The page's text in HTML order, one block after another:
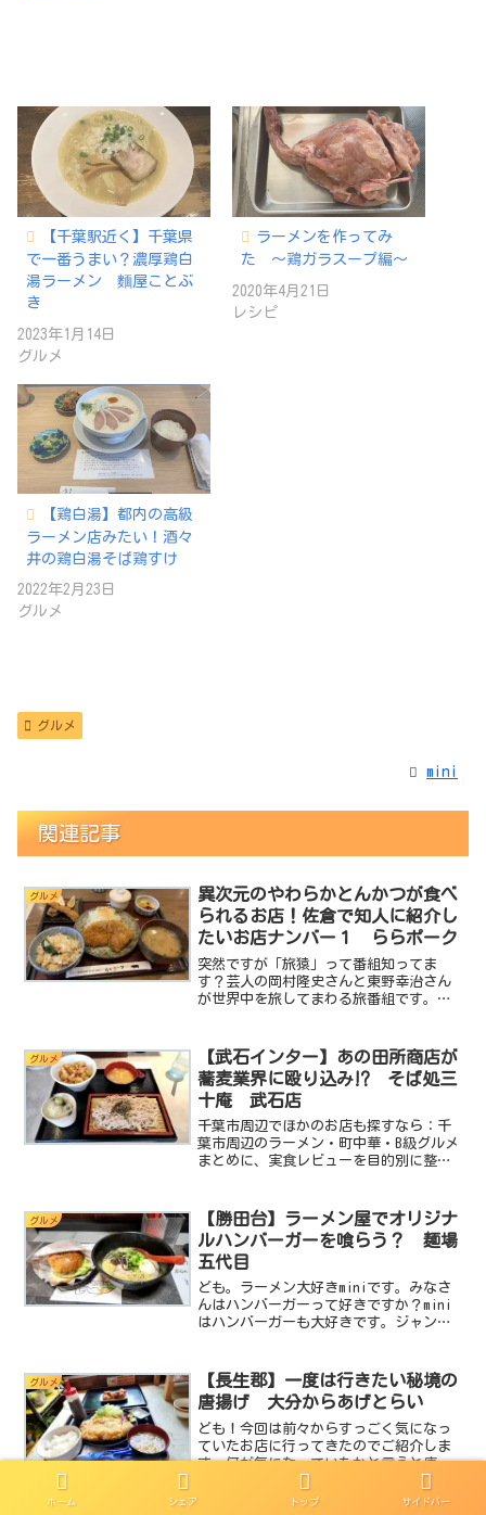
【千葉駅近く】千葉県
で一番うまい？濃厚鶏白
湯ラーメン 麵屋ことぶ
き
2023年1月14日
グルメ
ラーメンを作ってみ
た 〜鶏ガラスープ編〜
2020年4月21日
レシピ
【鶏白湯】都内の高級
ラーメン店みたい！酒々
井の鶏白湯そば鶏すけ
2022年2月23日
グルメ
グルメ
mini
関連記事
グルメ
異次元のやわらかとんかつが食べ
られるお店！佐倉で知人に紹介し
たいお店ナンバー１ ららポーク
突然ですが「旅猿」って番組知ってま
す？芸人の岡村隆史さんと東野幸治さん
が世界中を旅してまわる旅番組です。
なり日本国内での撮影ばかりになってし
まいました。それでも日本...
グルメ
【武石インター】あの田所商店が
蕎麦業界に殴り込み⁉ そば処三
十庵 武石店
千葉市周辺でほかのお店も探すなら：千
葉市周辺のラーメン・町中華・B級グルメ
まとめに、実食レビューを目的別に整理
蕎麦多くね？と思ったあなた。正解で
す。ラーメン大好きな...
グルメ
【勝田台】ラーメン屋でオリジナ
ルハンバーガーを喰らう？ 麺場
五代目
ども。ラーメン大好きminiです。みなさ
んはハンバーガーって好きですか？mini
はハンバーガーも大好きです。ジャンク
ですよね。でも最近のハンバーガーって
結構高いですよね...
グルメ
【長生郡】一度は行きたい秘境の
唐揚げ 大分からあげとらい
ども！今回は前々からすっごく気になっ
ていたお店に行ってきたのでご紹介しま
す。何が気になっていたかと言うと唐揚
げです。そうみんな大好き唐揚げ。mini
はお仕事で千葉県中を駆け巡っていま
ホーム シェア トップ サイドバー